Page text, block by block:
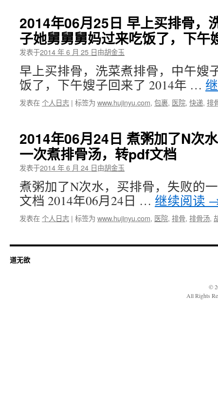
2014年06月25日 早上买排骨，
子她舅舅舅妈过来吃饭了，下午
发表于2014 年 6 月 25 日由胡金玉
早上买排骨，洗菜煮排骨，中午嫂
饭了，下午嫂子回来了 2014年 …
发表在个人日志 | 标签为 www.hujinyu.com, 包裹, 医院, 快递, 排
2014年06月24日 煮粥加了N次
一次煮排骨汤，转pdf文档
发表于2014 年 6 月 24 日由胡金玉
煮粥加了N次水，买排骨，失败的
文档 2014年06月24日 … 继续阅读
发表在个人日志 | 标签为 www.hujinyu.com, 医院, 排骨, 排骨汤,
道无欲
©
All Rights